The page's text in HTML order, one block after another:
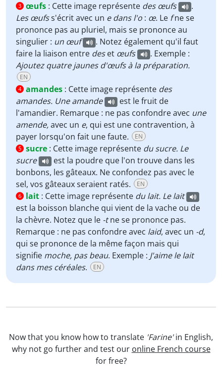
3 œufs : Cette image représente des œufs
.
Les œufss'écrit avec un e dans l'o : œ. Le fne se
prononce pas au pluriel, mais se prononce au
singulier : un œuf
. Notez également qu'il faut
faire la liaison entre deset œufs
. Exemple :
Ajoutez quatre jaunes d'œufs à la préparation.
EN
4 amandes : Cette image représente des
amandes. Une amande
est le fruit de
l'amandier. Remarque : ne pas confondre avec une
amende,avec un e, qui est une contravention, à
payer lorsqu'on fait une faute.
EN
5 sucre : Cette image représente du sucre. Le
sucre
est la poudre que l'on trouve dans les
bonbons, les gâteaux. Ne confondez pas avec le
sel, vos gâteaux seraient ratés.
EN
6 lait : Cette image représente du lait. Le lait
est la boisson blanche qui vient de la vache ou de
la chèvre. Notez que le -tne se prononce pas.
Remarque : ne pas confondre avec laid, avec un -d,
qui se prononce de la même façon mais qui
signifie moche, pas beau. Exemple : J'aime le lait
dans mes céréales. EN
Now that you know how to translate 'Farine'in English,
why not go further and test our online French course
for free?